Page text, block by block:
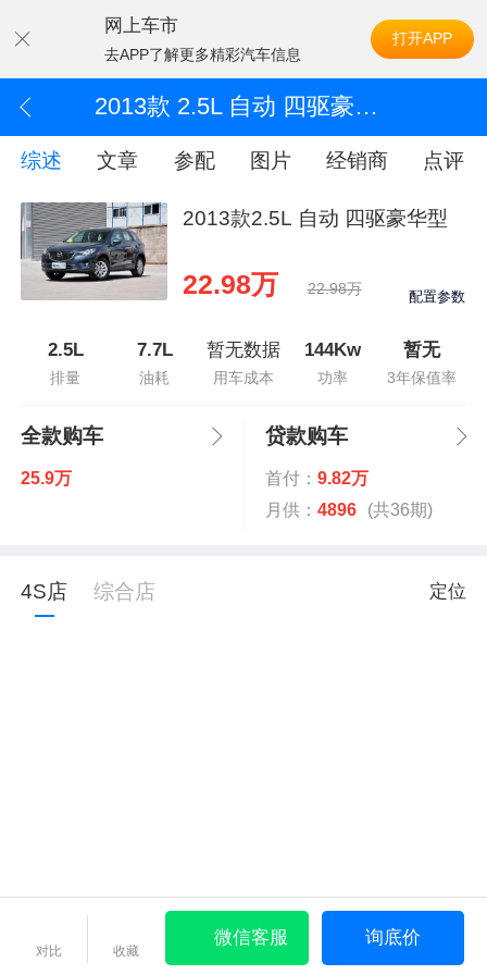
网上车市
去APP了解更多精彩汽车信息
打开APP
2013款 2.5L 自动 四驱豪华型
综述 文章 参配 图片 经销商 点评
2013款2.5L 自动 四驱豪华型
22.98万 22.98万 配置参数
2.5L
排量
7.7L
油耗
暂无数据
用车成本
144Kw
功率
暂无
3年保值率
全款购车
25.9万
贷款购车
首付： 9.82万
月供： 4896 (共36期)
4S店 综合店 定位
对比 收藏
微信客服 询底价